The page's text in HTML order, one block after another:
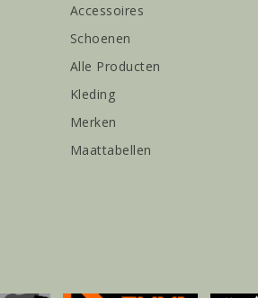
Accessoires
Schoenen
Alle Producten
Kleding
Merken
Maattabellen